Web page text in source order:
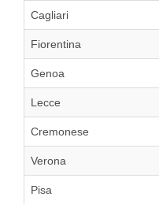
Cagliari
Fiorentina
Genoa
Lecce
Cremonese
Verona
Pisa